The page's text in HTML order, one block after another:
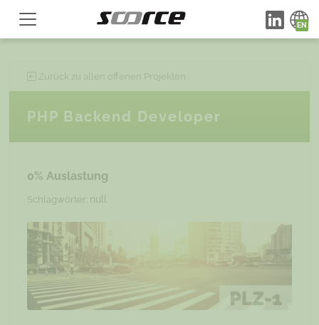
Zurück zu allen offenen Projekten
PHP Backend Developer
0% Auslastung
Schlagwörter: null